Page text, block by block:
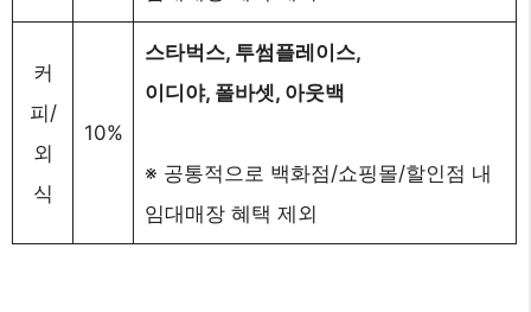
커
피/
외
식
10%
스타벅스, 투썸플레이스,
이디야, 폴바셋, 아웃백
※ 공통적으로 백화점/쇼핑몰/할인점 내
임대매장 혜택 제외